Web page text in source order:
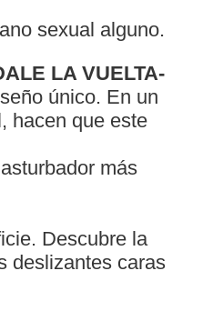
sexual alguno.
LA VUELTA-
único. En un
hacen que este
más
Descubre la
deslizantes caras